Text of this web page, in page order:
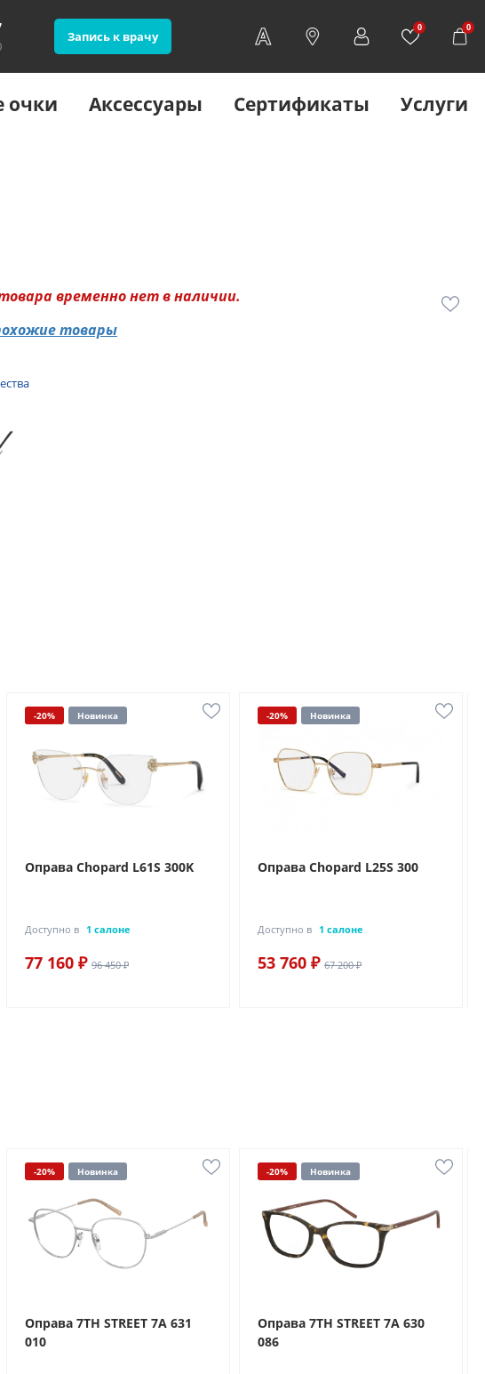
Запись к врачу
0 0
очки Аксессуары Сертификаты Услуги
временно нет в наличии.
товары
-20% Новинка
Оправа Chopard L61S 300K
Доступно в 1 салоне
77 160 ₽ 96 450 ₽
-20% Новинка
Оправа Chopard L25S 300
Доступно в 1 салоне
53 760 ₽ 67 200 ₽
-20% Новинка
Оправа 7TH STREET 7A 631
010
-20% Новинка
Оправа 7TH STREET 7A 630
086